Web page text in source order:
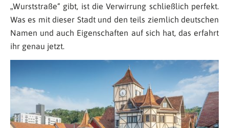
„Wurststraße“ gibt, ist die Verwirrung schließlich perfekt.
Was es mit dieser Stadt und den teils ziemlich deutschen
Namen und auch Eigenschaften auf sich hat, das erfahrt
ihr genau jetzt.